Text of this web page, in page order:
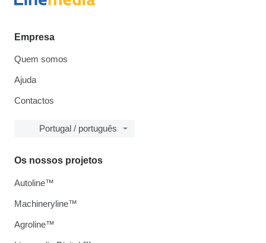
Empresa
Quem somos
Ajuda
Contactos
Portugal / português
Os nossos projetos
Autoline™
Machineryline™
Agroline™